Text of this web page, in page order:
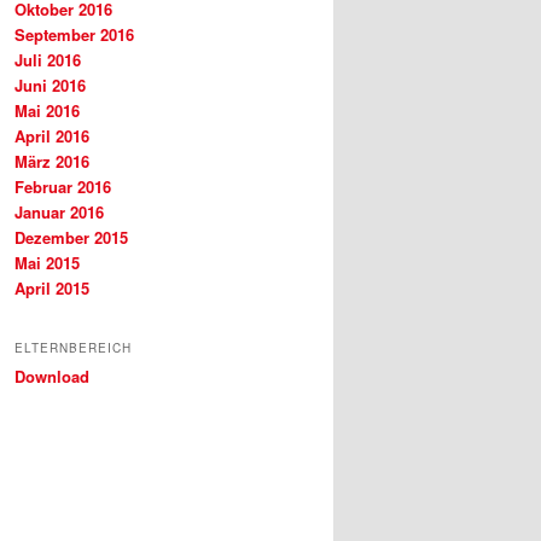
Oktober 2016
September 2016
Juli 2016
Juni 2016
Mai 2016
April 2016
März 2016
Februar 2016
Januar 2016
Dezember 2015
Mai 2015
April 2015
ELTERNBEREICH
Download